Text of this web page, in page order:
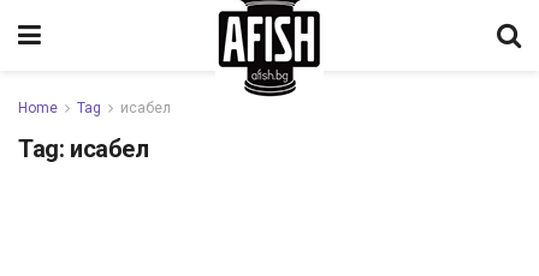
Home Tag исабел
Tag: исабел